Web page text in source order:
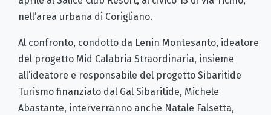
nell’area urbana di Corigliano.
Al confronto, condotto da Lenin Montesanto, ideatore
del progetto Mid Calabria Straordinaria, insieme
all’ideatore e responsabile del progetto Sibaritide
Turismo finanziato dal Gal Sibaritide, Michele
Abastante, interverranno anche Natale Falsetta,